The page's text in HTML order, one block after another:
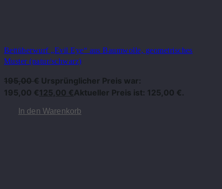
Bettüberwurf „Evil Eye“ aus Baumwolle, geometrisches
Muster (natur/schwarz)
195,00€ Ursprünglicher Preis war:
195,00 €125,00 €Aktueller Preis ist: 125,00 €.
In den Warenkorb